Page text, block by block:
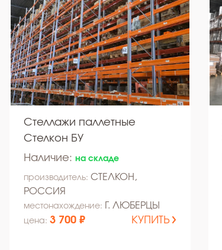
Стеллажи паллетные
Стелкон БУ
Наличие: на складе
производитель: СТЕЛКОН,
РОССИЯ
местонахождение: Г. ЛЮБЕРЦЫ
цена: 3 700 ₽ КУПИТЬ